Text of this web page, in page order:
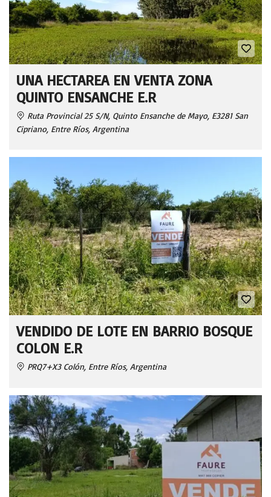
UNA HECTAREA EN VENTA ZONA
QUINTO ENSANCHE E.R
Ruta Provincial 25 S/N, Quinto Ensanche de Mayo, E3281 San
Cipriano, Entre Ríos, Argentina
VENDIDO DE LOTE EN BARRIO BOSQUE
COLON E.R
PRQ7+X3 Colón, Entre Ríos, Argentina